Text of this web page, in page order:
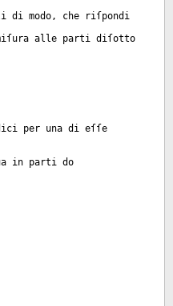
modo, che riſpondi
alle parti diſotto
per una di eſſe
in parti do